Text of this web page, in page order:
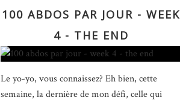
100 ABDOS PAR JOUR - WEEK
4 - THE END
Le yo-yo, vous connaissez? Eh bien, cette
semaine, la dernière de mon défi, celle qui